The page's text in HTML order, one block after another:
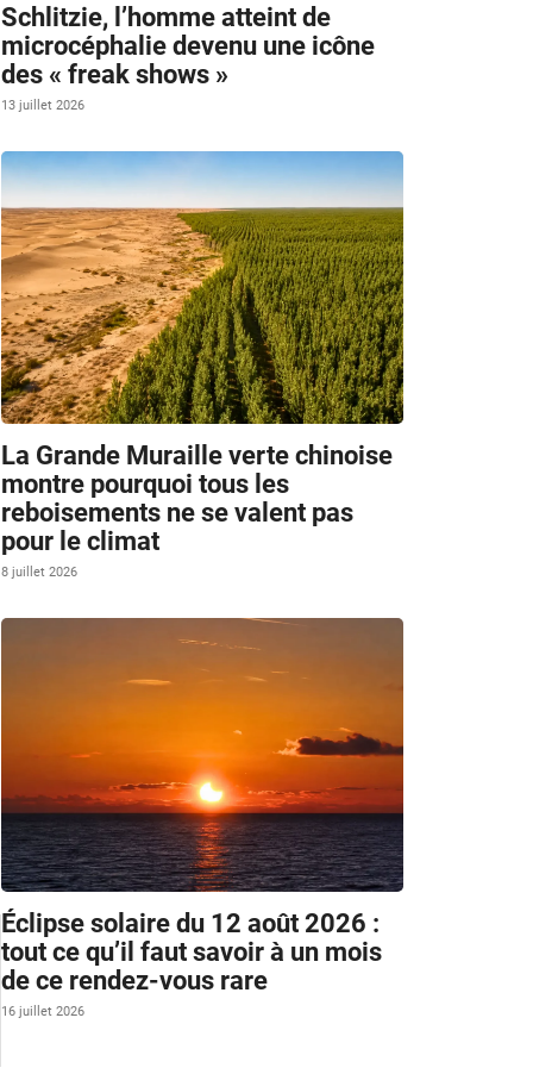
Schlitzie, l’homme atteint de
microcéphalie devenu une icône
des « freak shows »
13 juillet 2026
La Grande Muraille verte chinoise
montre pourquoi tous les
reboisements ne se valent pas
pour le climat
8 juillet 2026
Éclipse solaire du 12 août 2026 :
tout ce qu’il faut savoir à un mois
de ce rendez-vous rare
16 juillet 2026